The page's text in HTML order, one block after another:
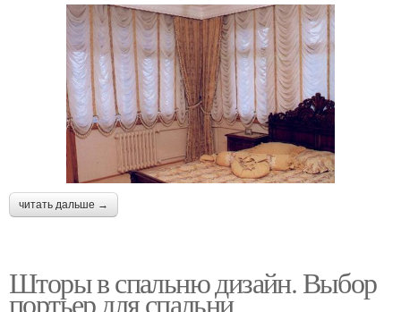
читать дальше →
Шторы в спальню дизайн. Выбор
портьер для спальни